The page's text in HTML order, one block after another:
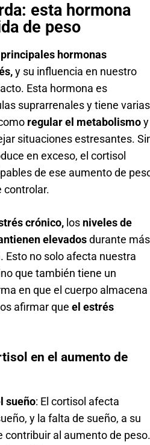
esta hormona
de peso
hormonas
y su influencia en nuestro
Esta hormona es
suprarrenales y tiene varias
regular el metabolismoy
situaciones estresantes.
en exceso, el cortisol
de ese aumento de
controlar.
crónico, los niveles de
elevadosdurante más
Esto no solo afecta nuestra
que también tiene un
en que el cuerpo almacena
afirmar que el estrés
en el aumento de
sueño: El cortisol afecta
y la falta de sueño, a su
contribuir al aumento de peso.